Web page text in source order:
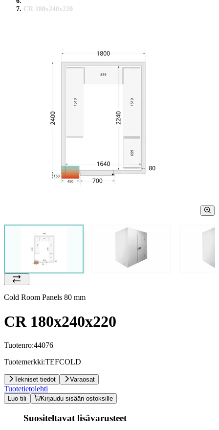
CR 180x240x220
Cold Room Panels 80 mm
CR 180x240x220
Tuotenro:44076
Tuotemerkki:TEFCOLD
Tekniset tiedot Varaosat
Tuotetietolehti
Luo tili Kirjaudu sisään ostoksille
Suositeltavat lisävarusteet